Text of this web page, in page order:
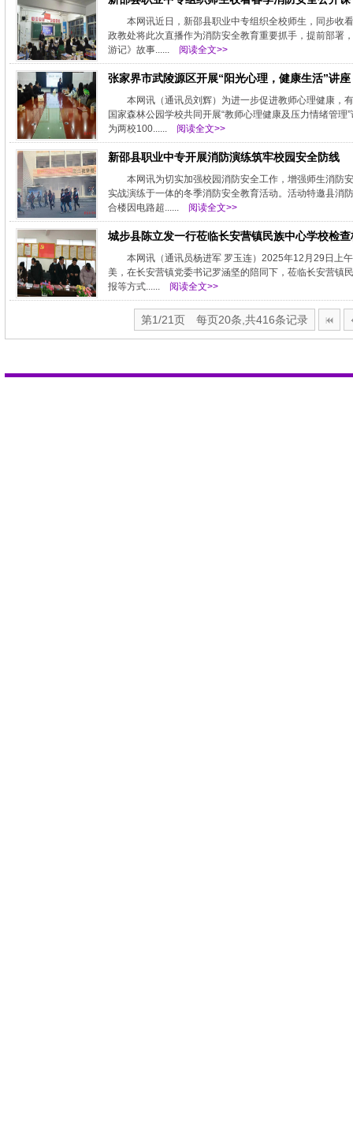
本网讯近日，新邵县职业中专组织全校师生，同步收
政教处将此次直播作为消防安全教育重要抓手，提前部署
游记》故事......
阅读全文>>
张家界市武陵源区开展“阳光心理，健康生活”讲座
本网讯（通讯员刘辉）为进一步促进教师心理健康，
国家森林公园学校共同开展“教师心理健康及压力情绪管
为两校100......
阅读全文>>
新邵县职业中专开展消防演练筑牢校园安全防线
本网讯为切实加强校园消防安全工作，增强师生消防
实战演练于一体的冬季消防安全教育活动。活动特邀县消
合楼因电路超......
阅读全文>>
城步县陈立发一行莅临长安营镇民族中心学校检
本网讯（通讯员杨进军 罗玉连）2025年12月29日上
美，在长安营镇党委书记罗涵坚的陪同下，莅临长安营镇
报等方式......
阅读全文>>
第1/21页 每页20条,共416条记录